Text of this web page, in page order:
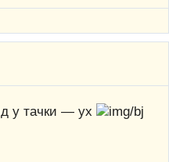
у тачки — ух